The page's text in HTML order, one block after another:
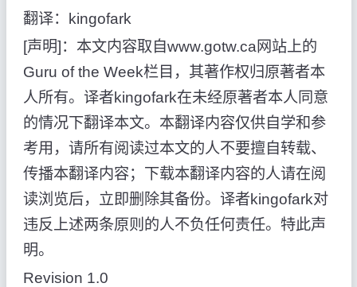
翻译： kingofark
[声明]：本文内容取自www.gotw.ca网站上的
Guru of the Week栏目，其著作权归原著者本
人所有。译者kingofark在未经原著者本人同意
的情况下翻译本文。本翻译内容仅供自学和参
考用，请所有阅读过本文的人不要擅自转载、
传播本翻译内容；下载本翻译内容的人请在阅
读浏览后，立即删除其备份。译者kingofark对
违反上述两条原则的人不负任何责任。特此声
明。
Revision 1.0